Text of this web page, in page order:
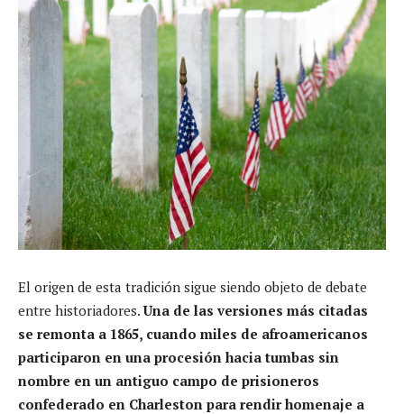
El origen de esta tradición sigue siendo objeto de debate
entre historiadores.Una de las versiones más citadas
se remonta a 1865, cuando miles de afroamericanos
participaron en una procesión hacia tumbas sin
nombre en un antiguo campo de prisioneros
confederado en Charleston para rendir homenaje a